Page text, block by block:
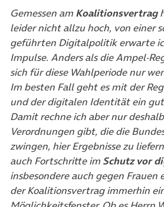
Gemessen am Koalitionsvertrag
leider nicht allzu hoch, von einer
geführten Digitalpolitik erwarte
Impulse. Anders als die Ampel-
sich für diese Wahlperiode nur
Im besten Fall geht es mit der
und der digitalen Identität ein
Damit rechne ich aber nur
Verordnungen gibt, die die
zwingen, hier Ergebnisse zu
auch Fortschritte im Schutz vor
insbesondere auch gegen
der Koalitionsvertrag immerhin